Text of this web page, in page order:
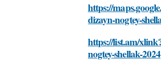
https://
dizayn-nogtey-
https://list.am/
nogtey-shellak-2024